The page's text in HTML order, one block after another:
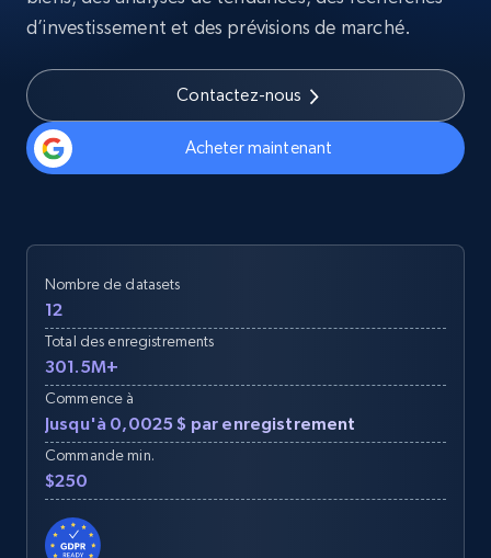
d’investissement et des prévisions de marché.
Contactez-nous
Acheter maintenant
Nombre de datasets
12
Total des enregistrements
301.5M+
Commence à
Jusqu'à 0,0025 $ par enregistrement
Commande min.
$250